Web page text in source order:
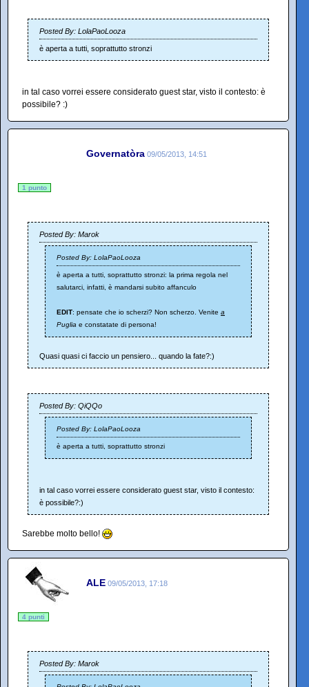
Posted By: LolaPaoLooza
è aperta a tutti, soprattutto stronzi
in tal caso vorrei essere considerato guest star, visto il contesto: è
possibile? :)
Governatòra 09/05/2013, 14:51
1 punto
Posted By: Marok
Posted By: LolaPaoLooza
è aperta a tutti, soprattutto stronzi: la prima regola nel
salutarci, infatti, è mandarsi subito affanculo
EDIT: pensate che io scherzi? Non scherzo. Venite a
Puglia e constatate di persona!
Quasi quasi ci faccio un pensiero... quando la fate?:)
Posted By: QiQQo
Posted By: LolaPaoLooza
è aperta a tutti, soprattutto stronzi
in tal caso vorrei essere considerato guest star, visto il contesto:
è possibile?:)
Sarebbe molto bello!
ALE 09/05/2013, 17:18
4 punti
Posted By: Marok